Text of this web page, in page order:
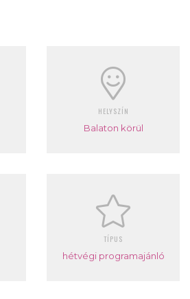
HELYSZÍN
Balaton körül
TÍPUS
hétvégi programajánló